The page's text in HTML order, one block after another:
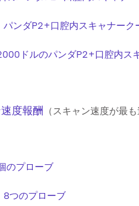
パンダP2+口腔内スキャナーク
ドルのパンダP2+口腔内ス
度報酬 （スキャン速度が最
のプローブ
8つのプローブ